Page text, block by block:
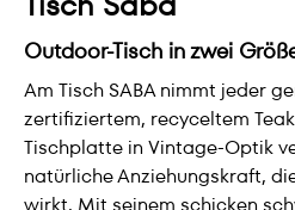
Outdoor-Tisch in zwei
Am Tisch SABA nimmt jeder
zertifiziertem, recyceltem
Tischplatte in Vintage-Optik
natürliche Anziehungskraft,